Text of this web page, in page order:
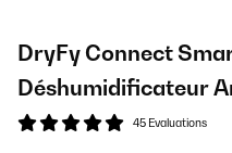
DryFy Connect
Déshumidificateur
45 Evaluations